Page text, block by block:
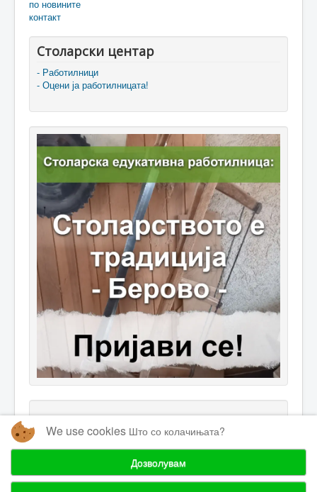
по новините
контакт
Столарски центар
- Работилници
- Оцени ја работилницата!
We use cookies Што со колачињата?
Дозволувам